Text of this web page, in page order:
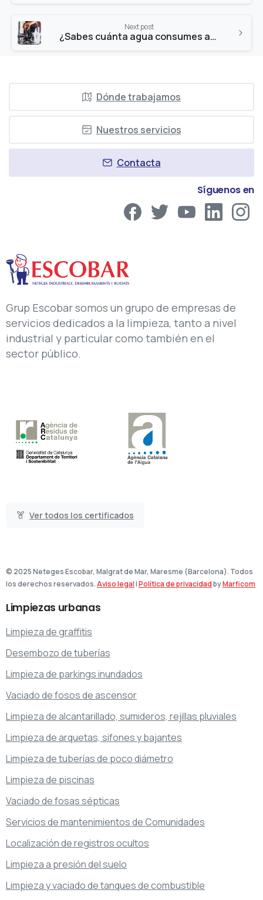
Next post
¿Sabes cuánta agua consumes al día?
Dónde trabajamos
Nuestros servicios
Contacta
Síguenos en
Grup Escobar somos un grupo de empresas de
servicios dedicados a la limpieza, tanto a nivel
industrial y particular como también en el
sector público.
Ver todos los certificados
© 2025 Neteges Escobar, Malgrat de Mar, Maresme (Barcelona). Todos
los derechos reservados.Aviso legal|Política de privacidadbyMarficom
Limpiezas urbanas
Limpieza de graffitis
Desembozo de tuberías
Limpieza de parkings inundados
Vaciado de fosos de ascensor
Limpieza de alcantarillado, sumideros, rejillas pluviales
Limpieza de arquetas, sifones y bajantes
Limpieza de tuberías de poco diámetro
Limpieza de piscinas
Vaciado de fosas sépticas
Servicios de mantenimientos de Comunidades
Localización de registros ocultos
Limpieza a presión del suelo
Limpieza y vaciado de tanques de combustible